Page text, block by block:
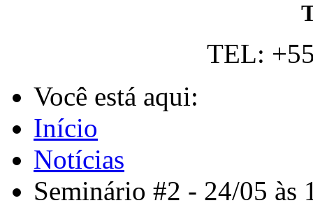
TEL:
Você está aqui:
Início
Notícias
Seminário #2 - 24/05 às